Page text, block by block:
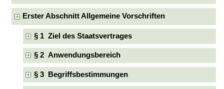
Erster Abschnitt Allgemeine Vorschriften
§ 1 Ziel des Staatsvertrages
§ 2 Anwendungsbereich
§ 3 Begriffsbestimmungen